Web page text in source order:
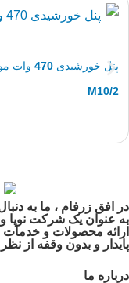
M10/2
در افق زرفام ، ما به
به عنوان یک شرکت نوپا
ارائه محصولات و
پایدار و بدون وقفه از
درباره ما